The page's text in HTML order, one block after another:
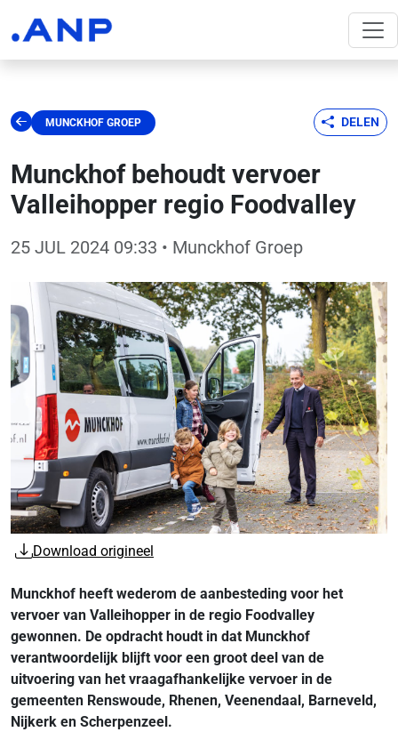
MUNCKHOF GROEP DELEN
Munckhof behoudt vervoer
Valleihopper regio Foodvalley
25 JUL 2024 09:33 • Munckhof Groep
Download origineel
Munckhof heeft wederom de aanbesteding voor het
vervoer van Valleihopper in de regio Foodvalley
gewonnen. De opdracht houdt in dat Munckhof
verantwoordelijk blijft voor een groot deel van de
uitvoering van het vraagafhankelijke vervoer in de
gemeenten Renswoude, Rhenen, Veenendaal, Barneveld,
Nijkerk en Scherpenzeel.